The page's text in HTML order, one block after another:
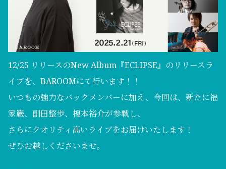
12/25 リリースのNew Album『ECLIPSE』のリリースラ
イブを、BAROOMにて行います！！
いつもの強力なバックメンバーに加え、今回は、新たに福
家巌、副田整歩、榎本裕介が参戦し、
さらにクオリティ高いライブをお届けいたします！
ぜひお越しくださいませ。